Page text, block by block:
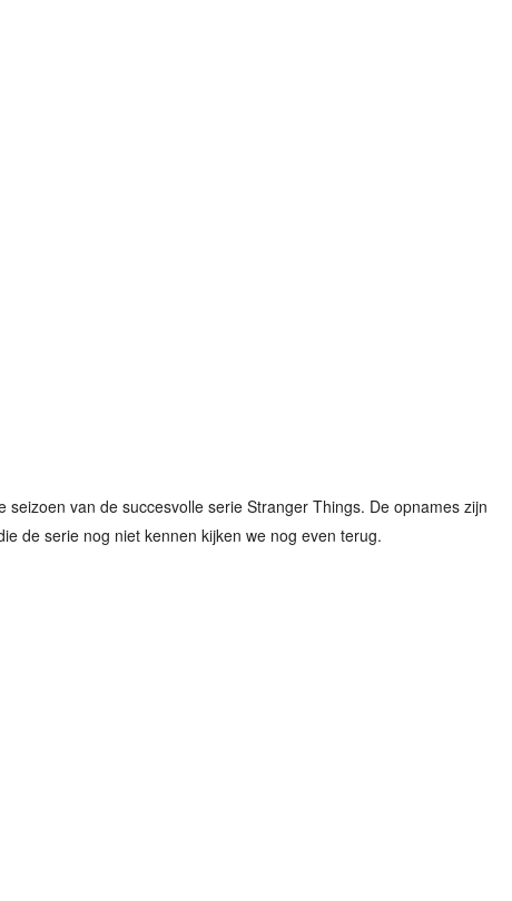
seizoen van de succesvolle serie Stranger Things. De opnames zijn
de serie nog niet kennen kijken we nog even terug.